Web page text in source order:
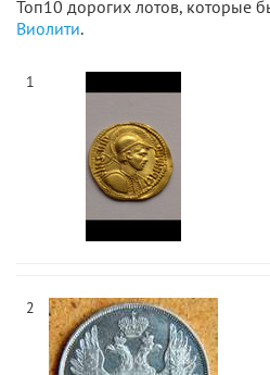
Топ10 дорогих лотов,
Виолити.
1
2